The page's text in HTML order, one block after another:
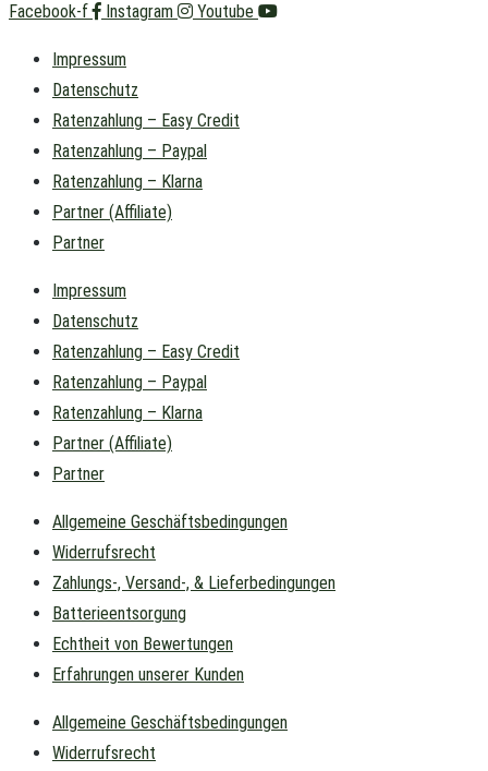
Facebook-f Instagram Youtube
Impressum
Datenschutz
Ratenzahlung – Easy Credit
Ratenzahlung – Paypal
Ratenzahlung – Klarna
Partner (Affiliate)
Partner
Impressum
Datenschutz
Ratenzahlung – Easy Credit
Ratenzahlung – Paypal
Ratenzahlung – Klarna
Partner (Affiliate)
Partner
Allgemeine Geschäftsbedingungen
Widerrufsrecht
Zahlungs-, Versand-, & Lieferbedingungen
Batterieentsorgung
Echtheit von Bewertungen
Erfahrungen unserer Kunden
Allgemeine Geschäftsbedingungen
Widerrufsrecht